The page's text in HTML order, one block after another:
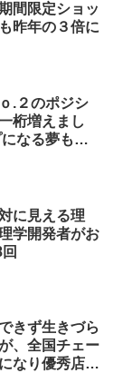
間限定ショッ
昨年の３倍に
.２のポジシ
桁増えまし
なる夢も持
に見える理
学開発者がお
きず生きづら
、全国チェー
なり優秀店長